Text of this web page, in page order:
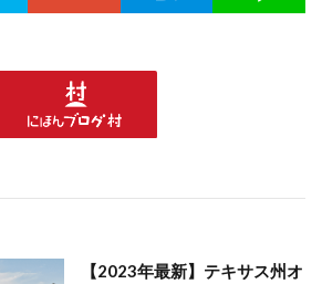
【2023年最新】テキサス州オ